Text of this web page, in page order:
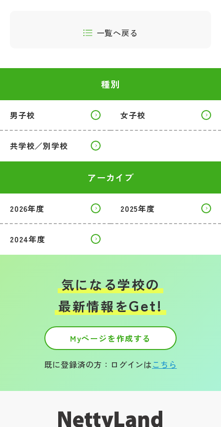
一覧へ戻る
種別
男子校 女子校
共学校／別学校
アーカイブ
2026年度 2025年度
2024年度
気になる学校の
最新情報をGet!
Myページを作成する
既に登録済の方：ログインはこちら